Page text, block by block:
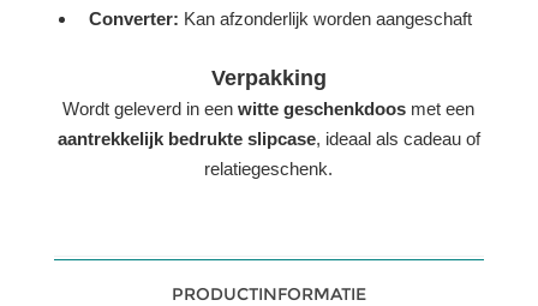
Converter: Kan afzonderlijk worden aangeschaft
Verpakking
Wordt geleverd in eenwitte geschenkdoos met een
aantrekkelijk bedrukte slipcase, ideaal als cadeau of
relatiegeschenk.
PRODUCTINFORMATIE